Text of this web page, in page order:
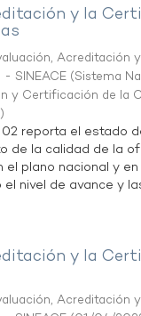
y la
Acreditación
SINEACE (Sistema
y Certificación de la
)
reporta el estado
de la calidad de la
el plano nacional y
nivel de avance y
y la
Acreditación